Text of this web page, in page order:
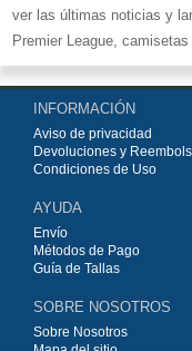
ver las últimas noticias y
Premier League,
fútbol y kits.
Comprecamisetas de
más grande de Europa.
de fútbol, ​​kits europeos e
Compre nuestra gran
INFORMACIÓN
Aviso de privacidad
Devoluciones y
Condiciones de Uso
AYUDA
Envío
Métodos de Pago
Guía de Tallas
SOBRE NOSOTROS
Sobre Nosotros